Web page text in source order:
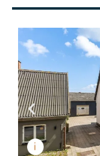
WB-
26088